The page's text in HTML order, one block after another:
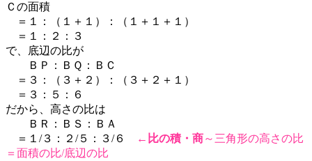
Ｃの面積
＝１：（１＋１）：（１＋１＋１）
＝１：２：３
で、底辺の比が
ＢＰ：ＢＱ：ＢＣ
＝３：（３＋２）：（３＋２＋１）
＝３：５：６
だから、高さの比は
ＢＲ：ＢＳ：ＢＡ
＝１/３：２/５：３/６
← 比の積・商～三角形の高さの比
＝面積の比/底辺の比